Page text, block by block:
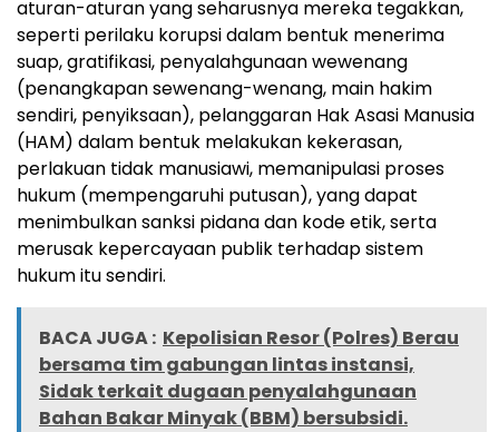
aturan-aturan yang seharusnya mereka tegakkan,
seperti perilaku korupsi dalam bentuk menerima
suap, gratifikasi, penyalahgunaan wewenang
(penangkapan sewenang-wenang, main hakim
sendiri, penyiksaan), pelanggaran Hak Asasi Manusia
(HAM) dalam bentuk melakukan kekerasan,
perlakuan tidak manusiawi, memanipulasi proses
hukum (mempengaruhi putusan), yang dapat
menimbulkan sanksi pidana dan kode etik, serta
merusak kepercayaan publik terhadap sistem
hukum itu sendiri.
BACA JUGA : Kepolisian Resor (Polres) Berau
bersama tim gabungan lintas instansi,
Sidak terkait dugaan penyalahgunaan
Bahan Bakar Minyak (BBM) bersubsidi.